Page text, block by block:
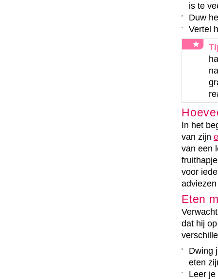
is te
Duw
Vertel
In het
van zijn
van een
voor
Eten
dat hij
Dwing
eten
Leer je